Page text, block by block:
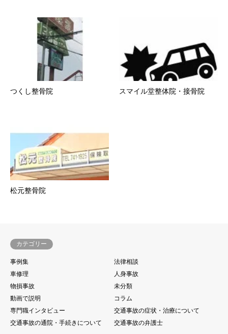
つくし整骨院 スマイル堂整体院・接骨院
松元整骨院
カテゴリー
事例集
法律相談
車修理
人身事故
物損事故
未分類
動画で説明
コラム
専門職インタビュー
交通事故の症状・治療について
交通事故の通院・手続きについて
交通事故の弁護士